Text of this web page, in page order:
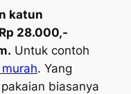
katun
28.000,-
Untuk contoh
. Yang
biasanya